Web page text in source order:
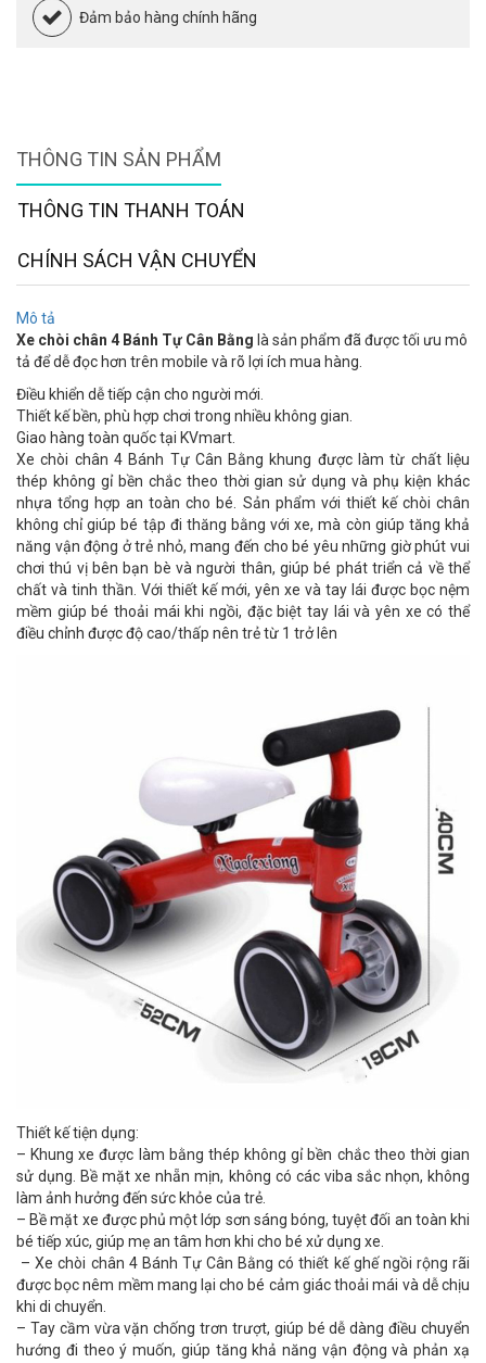
Đảm bảo hàng chính hãng
THÔNG TIN SẢN PHẨM
THÔNG TIN THANH TOÁN
CHÍNH SÁCH VẬN CHUYỂN
Mô tả
Xe chòi chân 4 Bánh Tự Cân Bằng là sản phẩm đã được tối ưu mô
tả để dễ đọc hơn trên mobile và rõ lợi ích mua hàng.
Điều khiển dễ tiếp cận cho người mới.
Thiết kế bền, phù hợp chơi trong nhiều không gian.
Giao hàng toàn quốc tại KVmart.
Xe chòi chân 4 Bánh Tự Cân Bằng khung được làm từ chất liệu
thép không gỉ bền chắc theo thời gian sử dụng và phụ kiện khác
nhựa tổng hợp an toàn cho bé. Sản phẩm với thiết kế chòi chân
không chỉ giúp bé tập đi thăng bằng với xe, mà còn giúp tăng khả
năng vận động ở trẻ nhỏ, mang đến cho bé yêu những giờ phút vui
chơi thú vị bên bạn bè và người thân, giúp bé phát triển cả về thể
chất và tinh thần. Với thiết kế mới, yên xe và tay lái được bọc nệm
mềm giúp bé thoải mái khi ngồi, đặc biệt tay lái và yên xe có thể
điều chỉnh được độ cao/thấp nên trẻ từ 1 trở lên
Thiết kế tiện dụng:
– Khung xe được làm bằng thép không gỉ bền chắc theo thời gian
sử dụng. Bề mặt xe nhẵn mịn, không có các viba sắc nhọn, không
làm ảnh hưởng đến sức khỏe của trẻ.
– Bề mặt xe được phủ một lớp sơn sáng bóng, tuyệt đối an toàn khi
bé tiếp xúc, giúp mẹ an tâm hơn khi cho bé xử dụng xe.
– Xe chòi chân 4 Bánh Tự Cân Bằng có thiết kế ghế ngồi rộng rãi
được bọc nêm mềm mang lại cho bé cảm giác thoải mái và dễ chịu
khi di chuyển.
– Tay cầm vừa vặn chống trơn trượt, giúp bé dễ dàng điều chuyển
hướng đi theo ý muốn, giúp tăng khả năng vận động và phản xạ